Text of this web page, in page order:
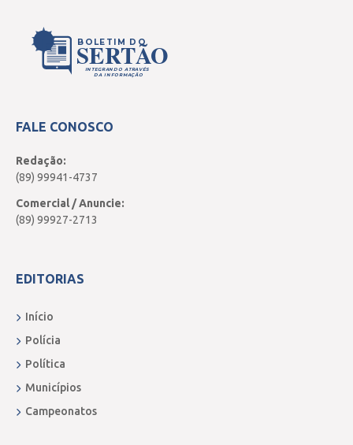
BOLETIM DO
SERTÃO
INTEGRANDO ATRAVÉS
DA INFORMAÇÃO
FALE CONOSCO
Redação:
(89) 99941-4737
Comercial / Anuncie:
(89) 99927-2713
EDITORIAS
Início
Polícia
Política
Municípios
Campeonatos